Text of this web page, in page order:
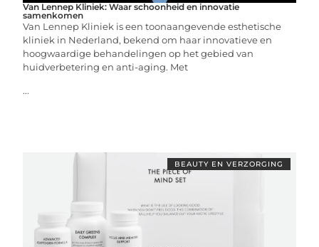
Van Lennep Kliniek: Waar schoonheid en innovatie
samenkomen
Van Lennep Kliniek is een toonaangevende esthetische
kliniek in Nederland, bekend om haar innovatieve en
hoogwaardige behandelingen op het gebied van
huidverbetering en anti-aging. Met
...
BEAUTY EN VERZORGING